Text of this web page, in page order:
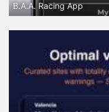
B.A.A. Racing App